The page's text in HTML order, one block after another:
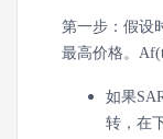
第一步：假设
最高价格。
如果
转，在